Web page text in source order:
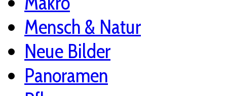
Mensch & Natur
Neue Bilder
Panoramen